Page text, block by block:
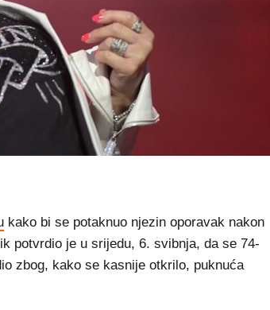
kako bi se potaknuo njezin oporavak nakon
potvrdio je u srijedu, 6. svibnja, da se 74-
zbog, kako se kasnije otkrilo, puknuća